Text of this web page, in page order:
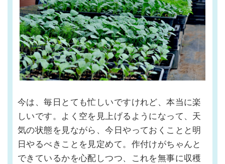
今は、毎日とても忙しいですけれど、本当に楽
しいです。よく空を見上げるようになって、天
気の状態を見ながら、今日やっておくことと明
日やるべきことを見定めて。作付けがちゃんと
できているかを心配しつつ、これを無事に収穫